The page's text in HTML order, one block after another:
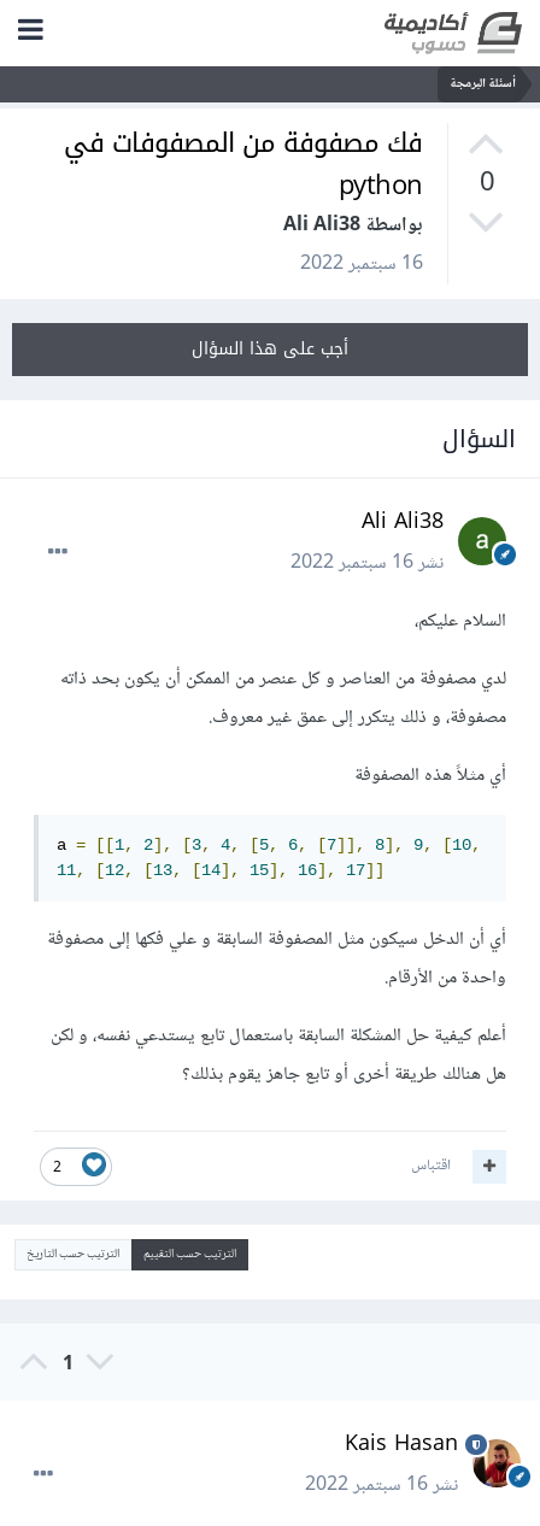
أسئلة البرمجة
0
فك مصفوفة من المصفوفات في
python
بواسطة Ali Ali38
16 سبتمبر 2022
أجب على هذا السؤال
السؤال
Ali Ali38
نشر16 سبتمبر 2022
السلام عليكم،
لدي مصفوفة من العناصر و كل عنصر من الممكن أن يكون بحد ذاته
مصفوفة، و ذلك يتكرر إلى عمق غير معروف.
أي مثلاً هذه المصفوفة
a = [[1, 2], [3, 4, [5, 6, [7]], 8], 9, [10,
11, [12, [13, [14], 15], 16], 17]]
أي أن الدخل سيكون مثل المصفوفة السابقة و علي فكها إلى مصفوفة
واحدة من الأرقام.
أعلم كيفية حل المشكلة السابقة باستعمال تابع يستدعي نفسه، و لكن
هل هنالك طريقة أخرى أو تابع جاهز يقوم بذلك؟
2 اقتباس
الترتيب حسب التقييم الترتيب حسب التاريخ
1
Kais Hasan
نشر16 سبتمبر 2022